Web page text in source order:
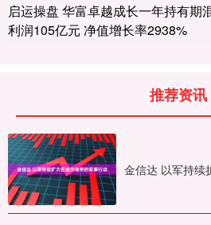
启运操盘 华富卓越成长一年持有期
利润105亿元 净值增长率2938%
推荐资讯
金信达 以军持续